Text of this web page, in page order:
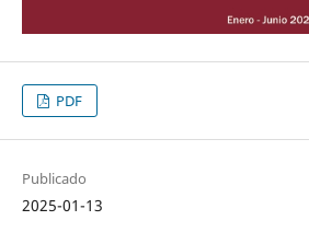
PDF
Publicado
2025-01-13